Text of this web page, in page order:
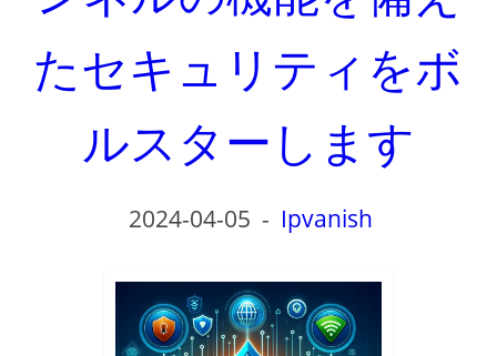
たセキュリティをボ
ルスターします
2024-04-05 - Ipvanish